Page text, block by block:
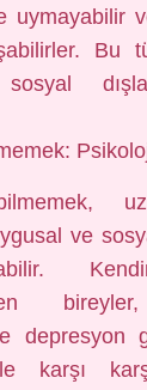
uymayabilir
Bu
ve
depresyon
karşı